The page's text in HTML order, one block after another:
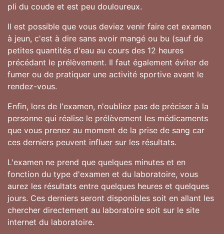
pli du coude et est peu douloureux.
Il est possible que vous deviez venir faire cet examen
à jeun, c'est à dire sans avoir mangé ou bu (sauf de
petites quantités d'eau au cours des 12 heures
précédant le prélèvement. Il faut également éviter de
fumer ou de pratiquer une activité sportive avant le
rendez-vous.
Enfin, lors de l'examen, n'oubliez pas de préciser à la
personne qui réalise le prélèvement les médicaments
que vous prenez au moment de la prise de sang car
ces derniers peuvent influer sur les résultats.
L'examen ne prend que quelques minutes et en
fonction du type d'examen et du laboratoire, vous
aurez les résultats entre quelques heures et quelques
jours. Ces derniers seront disponibles soit en allant les
chercher directement au laboratoire soit sur le site
internet du laboratoire.